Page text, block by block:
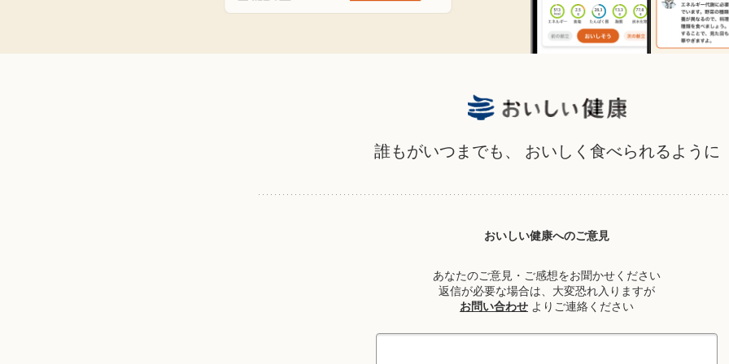
誰もがいつまでも、 おいしく食べられるように
おいしい健康へのご意見
あなたのご意見・ご感想をお聞かせください
返信が必要な場合は、大変恐れ入りますが
お問い合わせ よりご連絡ください